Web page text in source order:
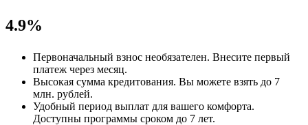
4.9%
Первоначальный взнос необязателен. Внесите первый
платеж через месяц.
Высокая сумма кредитования. Вы можете взять до 7
млн. рублей.
Удобный период выплат для вашего комфорта.
Доступны программы сроком до 7 лет.